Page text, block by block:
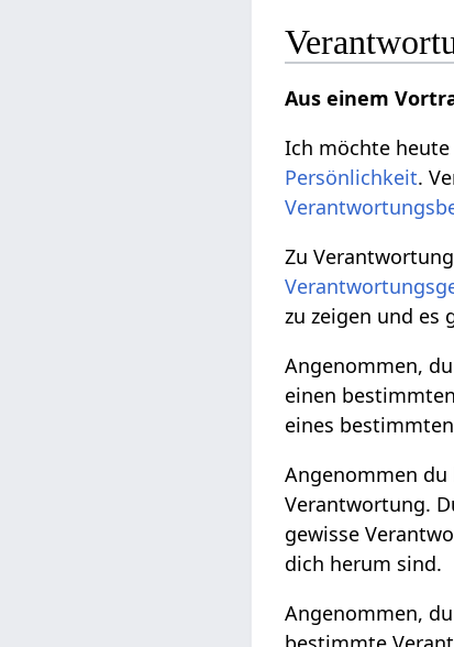
Aus einem
Ich möchte
Persönlichkeit.
Zu
zu zeigen und es
Angenommen,
einen bestimmten
eines
Angenommen du
Verantwortung.
gewisse
dich herum sind.
Angenommen,